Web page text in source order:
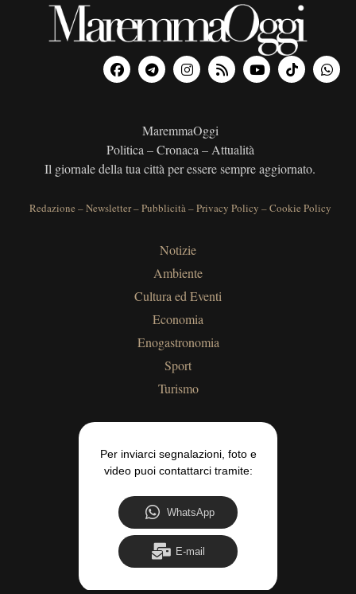
MaremmaOggi
Politica – Cronaca – Attualità
Il giornale della tua città per essere sempre aggiornato.
Redazione –Newsletter–Pubblicità–Privacy Policy –Cookie Policy
Notizie
Ambiente
Cultura ed Eventi
Economia
Enogastronomia
Sport
Turismo
Per inviarci segnalazioni, foto e
video puoi contattarci tramite:
WhatsApp
E-mail